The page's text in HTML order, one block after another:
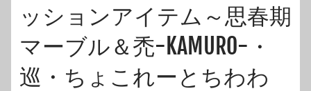
ッションアイテム～思春期
マーブル＆禿-KAMURO-・
巡・ちょこれーとちわわ